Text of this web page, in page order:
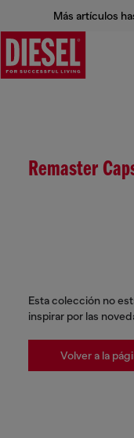
Más artículos
Remaster
Esta colección no
inspirar por las
Volver a la